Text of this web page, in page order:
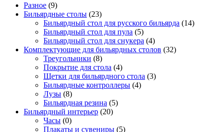
Разное (9)
Бильярдные столы (23)
Бильярдный стол для русского бильярда (14)
Бильярдный стол для пула (5)
Бильярдный стол для снукера (4)
Комплектующие для бильярдных столов (32)
Треугольники (8)
Покрытие для стола (4)
Щетки для бильярдного стола (3)
Бильярдные контроллеры (4)
Лузы (8)
Бильярдная резина (5)
Бильярдный интерьер (20)
Часы (0)
Плакаты и сувениры (5)